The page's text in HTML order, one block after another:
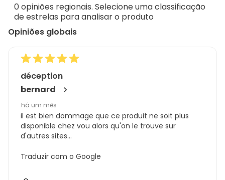
93
análises
0 opiniões regionais. Selecione uma classificação
de estrelas para analisar o produto
Opiniões globais
déception
bernard
há um mês
il est bien dommage que ce produit ne soit plus
disponible chez vou alors qu'on le trouve sur
d'autres sites...
Traduzir com o Google